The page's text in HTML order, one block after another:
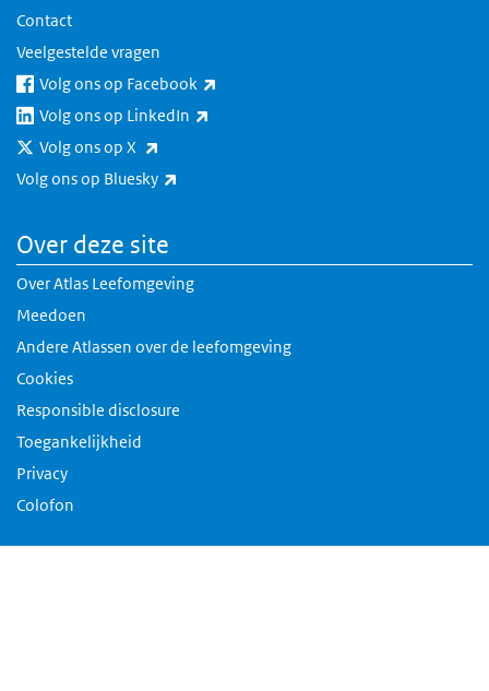
Contact
Veelgestelde vragen
Volg ons op Facebook
Volg ons op LinkedIn
Volg ons op X
Volg ons op Bluesky
Over deze site
Over Atlas Leefomgeving
Meedoen
Andere Atlassen over de leefomgeving
Cookies
Responsible disclosure
Toegankelijkheid
Privacy
Colofon